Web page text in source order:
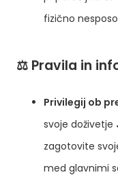
fizično
⚖️ Pravila in
Privilegij ob
svoje doživetje
zagotovite
med glavnimi